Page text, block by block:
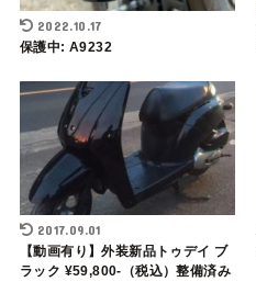
2022.10.17
保護中: A9232
2017.09.01
【動画有り】外装新品トゥデイ ブ
ラック ¥59,800-（税込）整備済み